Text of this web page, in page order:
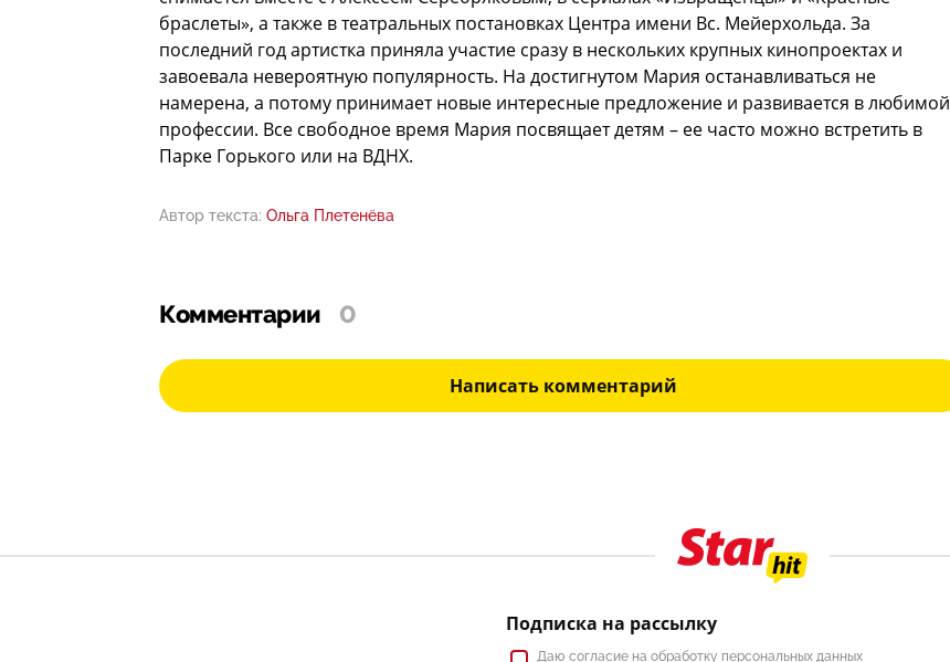
браслеты», а также в театральных постановках Центра имени Вс. Мейерхольда. За
последний год артистка приняла участие сразу в нескольких крупных кинопроектах и
завоевала невероятную популярность. На достигнутом Мария останавливаться не
намерена, а потому принимает новые интересные предложение и развивается в любимой
профессии. Все свободное время Мария посвящает детям – ее часто можно встретить в
Парке Горького или на ВДНХ.
Автор текста: Ольга Плетенёва
Комментарии 0
Написать комментарий
Подписка на рассылку
Даю согласиена обработку персональных данных